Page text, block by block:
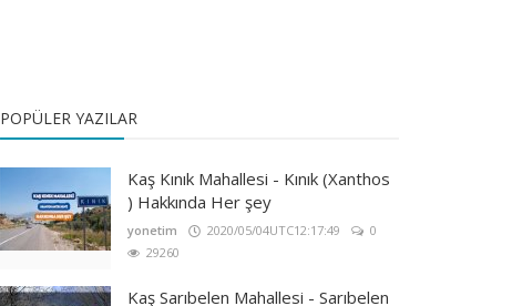
POPÜLER YAZILAR
Kaş Kınık Mahallesi - Kınık (Xanthos
) Hakkında Her şey
yonetim 2020/05/04UTC12:17:49
0
29260
Kaş Sarıbelen Mahallesi - Sarıbelen